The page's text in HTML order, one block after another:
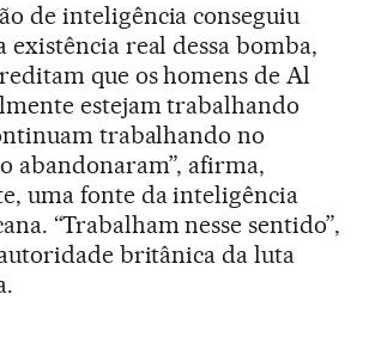
de inteligência conseguiu
existência real dessa bomba,
que os homens de Al
estejam trabalhando
trabalhando no
abandonaram”, afirma,
uma fonte da inteligência
“Trabalham nesse sentido”,
britânica da luta